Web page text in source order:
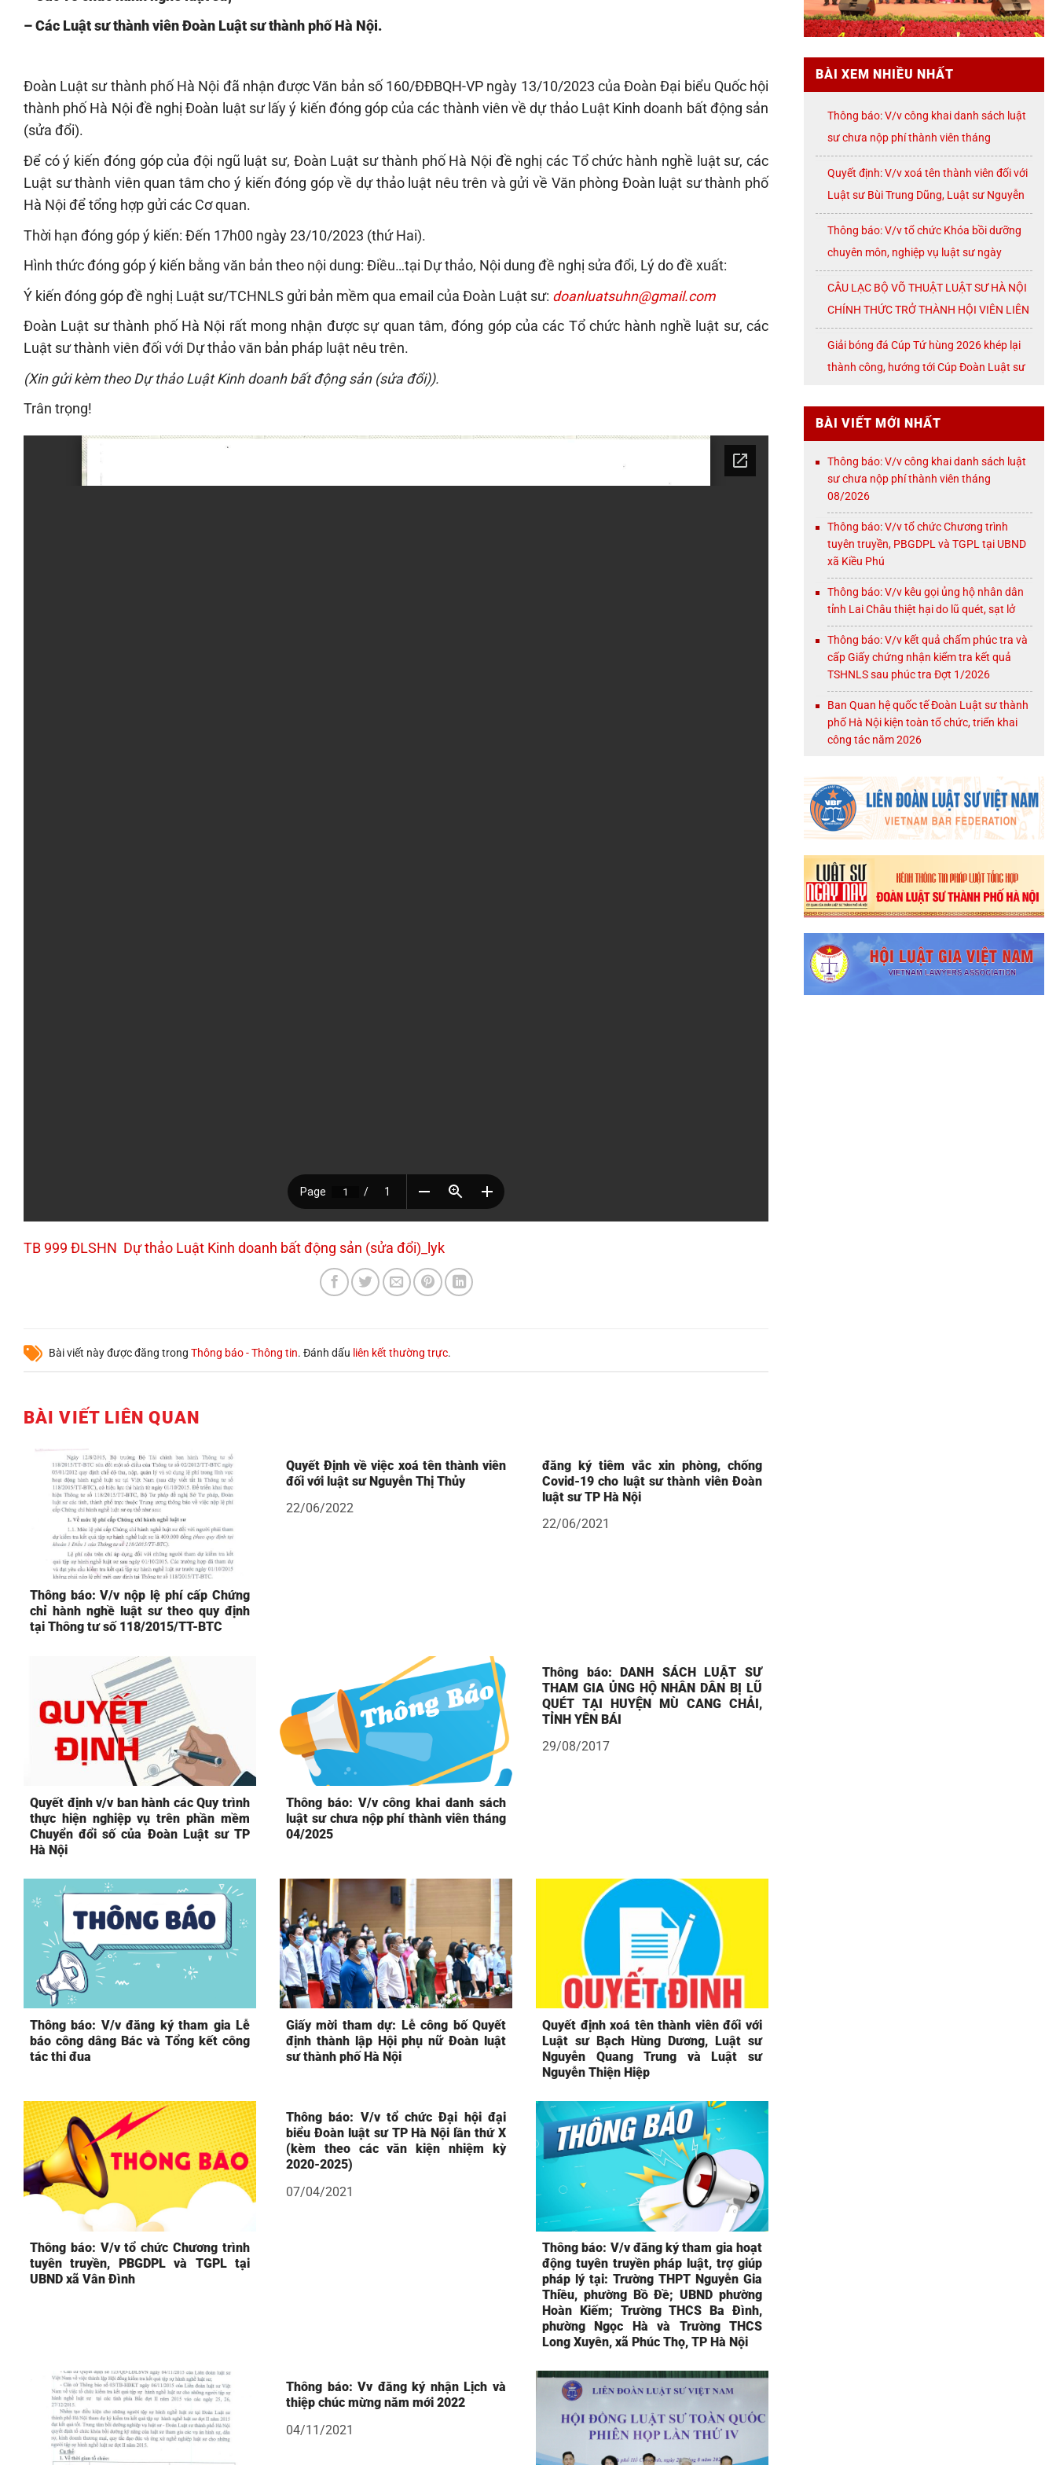
– Các Luật sư thành viên Đoàn Luật sư thành phố Hà Nội.
Đoàn Luật sư thành phố Hà Nội đã nhận được Văn bản số 160/ĐĐBQH-VP ngày 13/10/2023 của Đoàn Đại biểu Quốc hội
thành phố Hà Nội đề nghị Đoàn luật sư lấy ý kiến đóng góp của các thành viên về dự thảo Luật Kinh doanh bất động sản
(sửa đổi).
Để có ý kiến đóng góp của đội ngũ luật sư, Đoàn Luật sư thành phố Hà Nội đề nghị các Tổ chức hành nghề luật sư, các
Luật sư thành viên quan tâm cho ý kiến đóng góp về dự thảo luật nêu trên và gửi về Văn phòng Đoàn luật sư thành phố
Hà Nội để tổng hợp gửi các Cơ quan.
Thời hạn đóng góp ý kiến: Đến 17h00 ngày 23/10/2023 (thứ Hai).
Hình thức đóng góp ý kiến bằng văn bản theo nội dung: Điều…tại Dự thảo, Nội dung đề nghị sửa đổi, Lý do đề xuất:
Ý kiến đóng góp đề nghị Luật sư/TCHNLS gửi bản mềm qua email của Đoàn Luật sư: doanluatsuhn@gmail.com
Đoàn Luật sư thành phố Hà Nội rất mong nhận được sự quan tâm, đóng góp của các Tổ chức hành nghề luật sư, các
Luật sư thành viên đối với Dự thảo văn bản pháp luật nêu trên.
(Xin gửi kèm theo Dự thảo LuậtKinh doanh bất động sản (sửa đổi)).
Trân trọng!
TB 999 ĐLSHN Dự thảo Luật Kinh doanh bất động sản (sửa đổi)_lyk
Bài viết này được đăng trong Thông báo - Thông tin. Đánh dấu liên kết thường trực.
BÀI VIẾT LIÊN QUAN
Thông báo: V/v nộp lệ phí cấp Chứng
chỉ hành nghề luật sư theo quy định
tại Thông tư số 118/2015/TT-BTC
Quyết Định về việc xoá tên thành viên
đối với luật sư Nguyễn Thị Thủy
22/06/2022
đăng ký tiêm vắc xin phòng, chống
Covid-19 cho luật sư thành viên Đoàn
luật sư TP Hà Nội
22/06/2021
Quyết định v/v ban hành các Quy trình
thực hiện nghiệp vụ trên phần mềm
Chuyển đổi số của Đoàn Luật sư TP
Hà Nội
Thông báo: V/v công khai danh sách
luật sư chưa nộp phí thành viên tháng
04/2025
Thông báo: DANH SÁCH LUẬT SƯ
THAM GIA ỦNG HỘ NHÂN DÂN BỊ LŨ
QUÉT TẠI HUYỆN MÙ CANG CHẢI,
TỈNH YÊN BÁI
29/08/2017
Thông báo: V/v đăng ký tham gia Lễ
báo công dâng Bác và Tổng kết công
tác thi đua
Giấy mời tham dự: Lễ công bố Quyết
định thành lập Hội phụ nữ Đoàn luật
sư thành phố Hà Nội
Quyết định xoá tên thành viên đối với
Luật sư Bạch Hùng Dương, Luật sư
Nguyễn Quang Trung và Luật sư
Nguyễn Thiện Hiệp
Thông báo: V/v tổ chức Chương trình
tuyên truyền, PBGDPL và TGPL tại
UBND xã Vân Đình
Thông báo: V/v tổ chức Đại hội đại
biểu Đoàn luật sư TP Hà Nội lần thứ X
(kèm theo các văn kiện nhiệm kỳ
2020-2025)
07/04/2021
Thông báo: V/v đăng ký tham gia hoạt
động tuyên truyền pháp luật, trợ giúp
pháp lý tại: Trường THPT Nguyễn Gia
Thiều, phường Bồ Đề; UBND phường
Hoàn Kiếm; Trường THCS Ba Đình,
phường Ngọc Hà và Trường THCS
Long Xuyên, xã Phúc Thọ, TP Hà Nội
Thông báo: Vv đăng ký nhận Lịch và
thiệp chúc mừng năm mới 2022
04/11/2021
BÀI XEM NHIỀU NHẤT
Thông báo: V/v công khai danh sách luật
sư chưa nộp phí thành viên tháng
07/2026
Quyết định: V/v xoá tên thành viên đối với
Luật sư Bùi Trung Dũng, Luật sư Nguyễn
Thị Huế, Luật sư Trần Đình Triển, Luật sư
Lê Thị Oanh
Thông báo: V/v tổ chức Khóa bồi dưỡng
chuyên môn, nghiệp vụ luật sư ngày
08/8/2026 ( thứ Bảy)
CÂU LẠC BỘ VÕ THUẬT LUẬT SƯ HÀ NỘI
CHÍNH THỨC TRỞ THÀNH HỘI VIÊN LIÊN
ĐOÀN VÕ CỔ TRUYỀN THÀNH PHỐ HÀ
Giải bóng đá Cúp Tứ hùng 2026 khép lại
thành công, hướng tới Cúp Đoàn Luật sư
BÀI VIẾT MỚI NHẤT
Thông báo: V/v công khai danh sách luật
sư chưa nộp phí thành viên tháng
08/2026
Thông báo: V/v tổ chức Chương trình
tuyên truyền, PBGDPL và TGPL tại UBND
xã Kiều Phú
Thông báo: V/v kêu gọi ủng hộ nhân dân
tỉnh Lai Châu thiệt hại do lũ quét, sạt lở
Thông báo: V/v kết quả chấm phúc tra và
cấp Giấy chứng nhận kiểm tra kết quả
TSHNLS sau phúc tra Đợt 1/2026
Ban Quan hệ quốc tế Đoàn Luật sư thành
phố Hà Nội kiện toàn tổ chức, triển khai
công tác năm 2026